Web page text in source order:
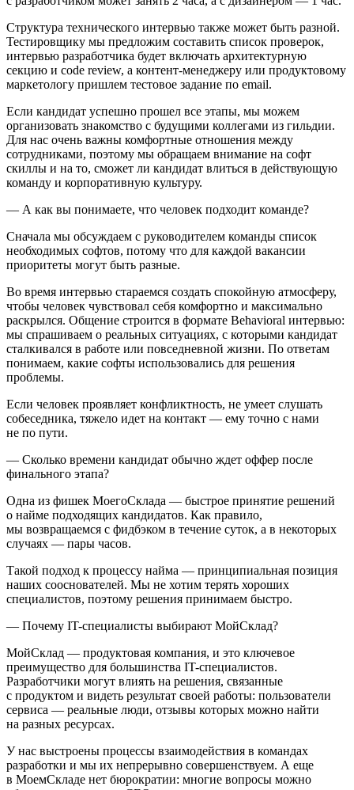
Структура технического интервью также может быть разной.
Тестировщику мы предложим составить список проверок,
интервью разработчика будет включать архитектурную
секцию и code review, а контент-менеджеру или продуктовому
маркетологу пришлем тестовое задание по email.
Если кандидат успешно прошел все этапы, мы можем
организовать знакомство с будущими коллегами из гильдии.
Для нас очень важны комфортные отношения между
сотрудниками, поэтому мы обращаем внимание на софт
скиллы и на то, сможет ли кандидат влиться в действующую
команду и корпоративную культуру.
— А как вы понимаете, что человек подходит команде?
Сначала мы обсуждаем с руководителем команды список
необходимых софтов, потому что для каждой вакансии
приоритеты могут быть разные.
Во время интервью стараемся создать спокойную атмосферу,
чтобы человек чувствовал себя комфортно и максимально
раскрылся. Общение строится в формате Behavioral интервью:
мы спрашиваем о реальных ситуациях, с которыми кандидат
сталкивался в работе или повседневной жизни. По ответам
понимаем, какие софты использовались для решения
проблемы.
Если человек проявляет конфликтность, не умеет слушать
собеседника, тяжело идет на контакт — ему точно с нами
не по пути.
— Сколько времени кандидат обычно ждет оффер после
финального этапа?
Одна из фишек МоегоСклада — быстрое принятие решений
о найме подходящих кандидатов. Как правило,
мы возвращаемся с фидбэком в течение суток, а в некоторых
случаях — пары часов.
Такой подход к процессу найма — принципиальная позиция
наших сооснователей. Мы не хотим терять хороших
специалистов, поэтому решения принимаем быстро.
— Почему IT-специалисты выбирают МойСклад?
МойСклад — продуктовая компания, и это ключевое
преимущество для большинства IT-специалистов.
Разработчики могут влиять на решения, связанные
с продуктом и видеть результат своей работы: пользователи
сервиса — реальные люди, отзывы которых можно найти
на разных ресурсах.
У нас выстроены процессы взаимодействия в командах
разработки и мы их непрерывно совершенствуем. А еще
в МоемСкладе нет бюрократии: многие вопросы можно